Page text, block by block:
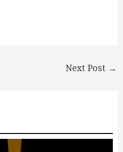
Next Post →